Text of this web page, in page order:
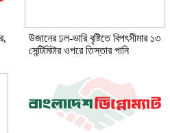
উজানের ঢল-ভারি বৃষ্টিতে বিপৎসীমার ১৩
সেন্টিমিটার ওপরে তিস্তার পানি